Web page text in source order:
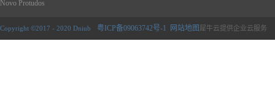
Novo Protudos
Copyright ©2017 - 2020 Dniub 粤ICP备09063742号-1 网站地图 犀牛云提供企业云服务